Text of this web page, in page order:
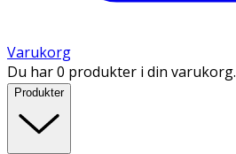
Varukorg
Du har 0 produkter i din varukorg.
Produkter